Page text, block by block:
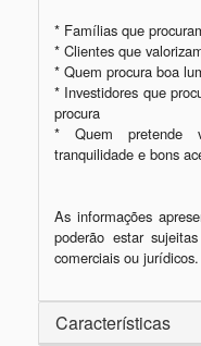
* Famílias que
* Clientes que
* Quem procura boa
* Investidores que
procura
* Quem pretende
tranquilidade e bons
As informações
poderão estar
Características